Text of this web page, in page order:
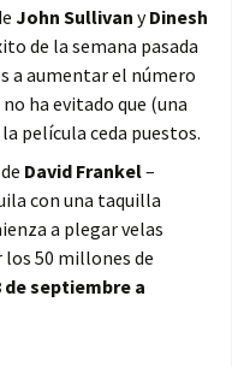
John Sullivan yDinesh
de la semana pasada
a aumentar el número
ha evitado que (una
película ceda puestos.
David Frankel–
con una taquilla
a plegar velas
50 millones de
de septiembre a